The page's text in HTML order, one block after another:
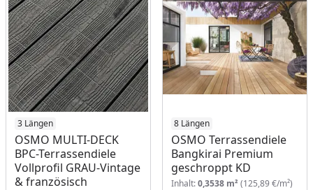
3 Längen
OSMO MULTI-DECK
BPC-Terrassendiele
Vollprofil GRAU-Vintage
& französisch
8 Längen
OSMO Terrassendiele
Bangkirai Premium
geschroppt KD
Inhalt:0,3538 m² (125,89 €/m²)